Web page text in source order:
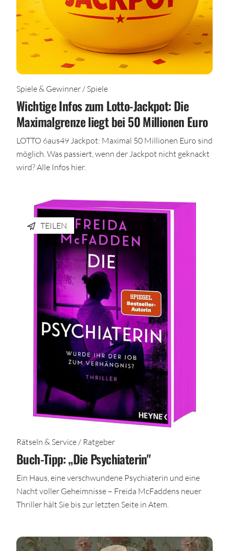
Spiele & Gewinner / Spiele
Wichtige Infos zum Lotto-Jackpot: Die
Maximalgrenze liegt bei 50 Millionen Euro
LOTTO 6aus49 Jackpot: Maximal 50 Millionen Euro sind
möglich. Was passiert, wenn der Jackpot nicht geknackt
wird? Alle Infos hier.
TEILEN
Rätseln & Service / Ratgeber
Buch-Tipp: „Die Psychiaterin"
Ein Haus, eine verschwundene Psychiaterin und eine
Nacht voller Geheimnisse – Freida McFaddens neuer
Thriller hält Sie bis zur letzten Seite in Atem.